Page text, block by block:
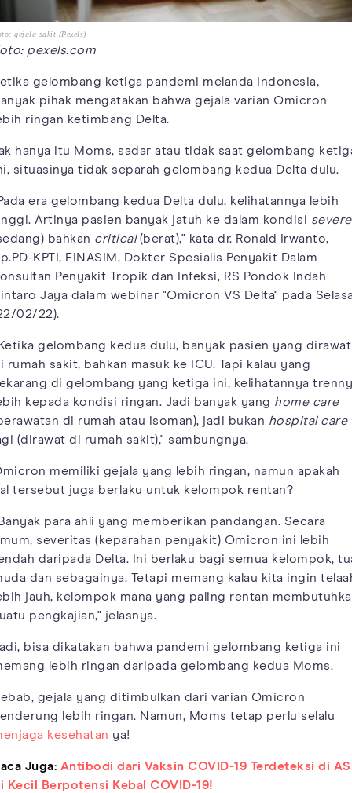
gejala sakit (Pexels)
pexels.com
gelombang ketiga pandemi melanda Indonesia,
pihak mengatakan bahwa gejala varian Omicron
ringan ketimbang Delta.
hanya itu Moms, sadar atau tidak saat gelombang
situasinya tidak separah gelombang kedua Delta dulu.
era gelombang kedua Delta dulu, kelihatannya lebih
Artinya pasien banyak jatuh ke dalam kondisi severe
bahkan critical(berat)," kata dr. Ronald Irwanto,
KPTI, FINASIM, Dokter Spesialis Penyakit Dalam
Penyakit Tropik dan Infeksi, RS Pondok Indah
Jaya dalam webinar "Omicron VS Delta" pada
02/22).
gelombang kedua dulu, banyak pasien yang dirawat
rumah sakit, bahkan masuk ke ICU. Tapi kalau yang
di gelombang yang ketiga ini, kelihatannya
kepada kondisi ringan. Jadi banyak yang home care
di rumah atau isoman), jadi bukan hospital care
(dirawat di rumah sakit)," sambungnya.
memiliki gejala yang lebih ringan, namun apakah
tersebut juga berlaku untuk kelompok rentan?
para ahli yang memberikan pandangan. Secara
severitas (keparahan penyakit) Omicron ini lebih
daripada Delta. Ini berlaku bagi semua kelompok,
dan sebagainya. Tetapi memang kalau kita ingin
jauh, kelompok mana yang paling rentan
pengkajian," jelasnya.
bisa dikatakan bahwa pandemi gelombang ketiga ini
lebih ringan daripada gelombang kedua Moms.
gejala yang ditimbulkan dari varian Omicron
lebih ringan. Namun, Moms tetap perlu selalu
kesehatan ya!
Juga: Antibodi dari Vaksin COVID-19 Terdeteksi di
Kecil Berpotensi Kebal COVID-19!